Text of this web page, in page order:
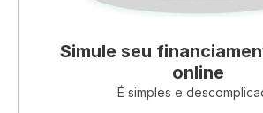
Simule seu
online
É simples e